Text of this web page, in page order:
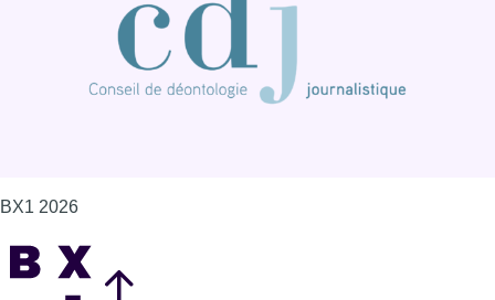
BX1 2026